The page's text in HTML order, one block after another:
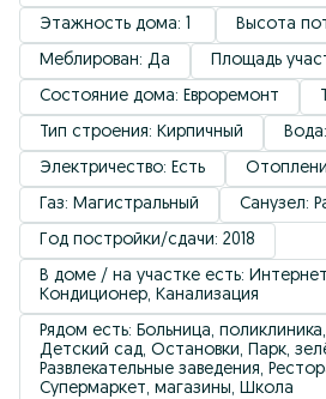
Этажность дома: 1
Высота
Меблирован: Да
Площадь
Состояние дома: Евроремонт
Тип строения: Кирпичный
Электричество: Есть
Газ: Магистральный
Санузел:
Год постройки/сдачи: 2018
В доме / на участке есть:
Кондиционер, Канализация
Рядом есть: Больница,
Детский сад, Остановки, Парк,
Развлекательные заведения,
Супермаркет, магазины, Школа